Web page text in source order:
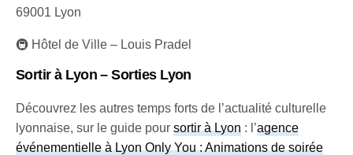
69001 Lyon
🚇 Hôtel de Ville – Louis Pradel
Sortir à Lyon – Sorties Lyon
Découvrez les autres temps forts de l’actualité culturelle
lyonnaise, sur le guide poursortir à Lyon : l’agence
événementielle à Lyon Only You : Animations de soirée